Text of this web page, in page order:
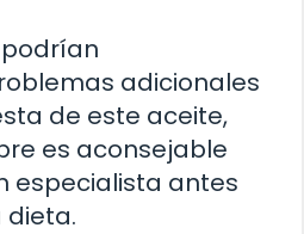
adicionales
de este aceite,
es aconsejable
especialista antes
dieta.